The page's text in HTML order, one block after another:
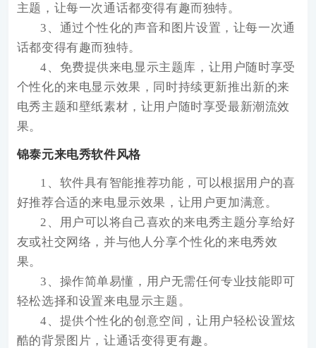
主题，让每一次通话都变得有趣而独特。
3、通过个性化的声音和图片设置，让每一次通
话都变得有趣而独特。
4、免费提供来电显示主题库，让用户随时享受
个性化的来电显示效果，同时持续更新推出新的来
电秀主题和壁纸素材，让用户随时享受最新潮流效
果。
锦泰元来电秀软件风格
1、软件具有智能推荐功能，可以根据用户的喜
好推荐合适的来电显示效果，让用户更加满意。
2、用户可以将自己喜欢的来电秀主题分享给好
友或社交网络，并与他人分享个性化的来电秀效
果。
3、操作简单易懂，用户无需任何专业技能即可
轻松选择和设置来电显示主题。
4、提供个性化的创意空间，让用户轻松设置炫
酷的背景图片，让通话变得更有趣。